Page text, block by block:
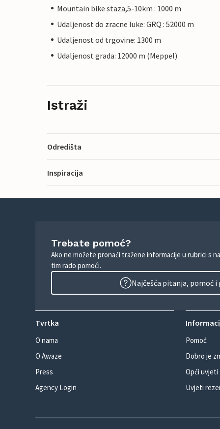
Mountain bike staza,5-10km : 1000 m
Udaljenost do zracne luke: GRQ : 52000 m
Udaljenost od trgovine: 1300 m
Udaljenost grada: 12000 m (Meppel)
Istraži
Odredišta
Inspiracija
Trebate pomoć?
Ako ne možete pronaći tražene informacije u rubrici s
tim rado pomoći.
Najčešća pitanja, pomoć i
Tvrtka
O nama
O Awaze
Press
Agency Login
Pomoć
Dobro je
Opći uvjeti
Uvjeti